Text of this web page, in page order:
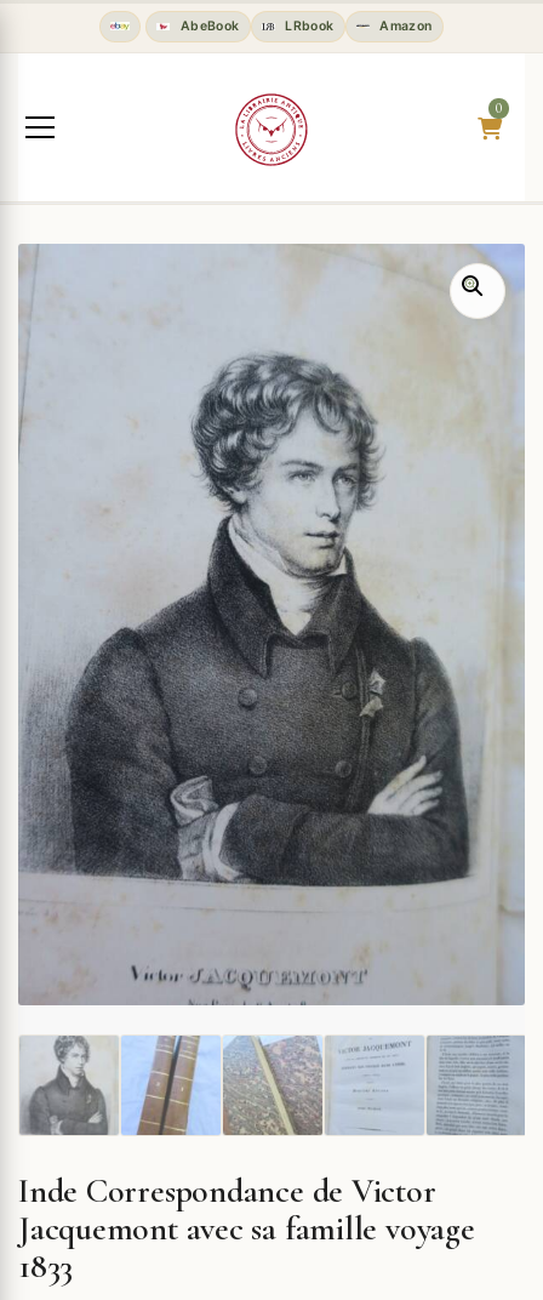
AbeBook LRbook Amazon
0
Inde Correspondance de Victor
Jacquemont avec sa famille voyage
1833